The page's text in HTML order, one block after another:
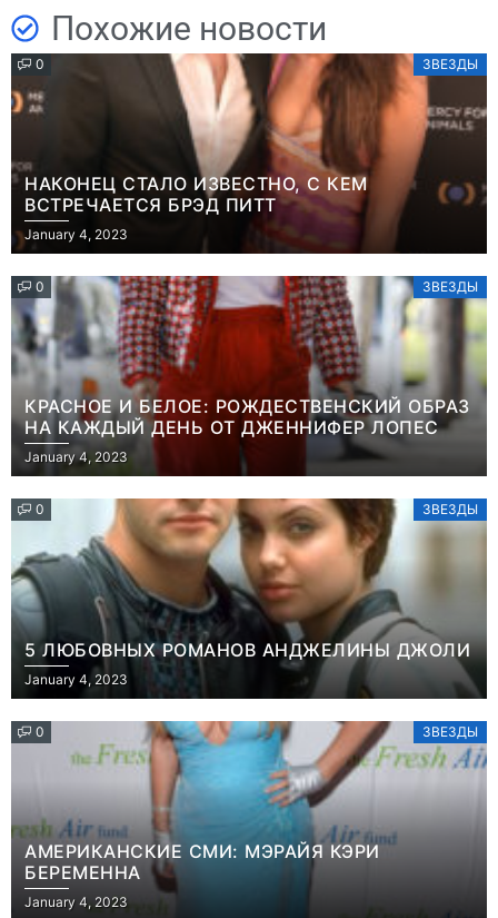
Похожие новости
0 ЗВЕЗДЫ
НАКОНЕЦ СТАЛО ИЗВЕСТНО, С КЕМ
ВСТРЕЧАЕТСЯ БРЭД ПИТТ
January 4, 2023
0 ЗВЕЗДЫ
КРАСНОЕ И БЕЛОЕ: РОЖДЕСТВЕНСКИЙ ОБРАЗ
НА КАЖДЫЙ ДЕНЬ ОТ ДЖЕННИФЕР ЛОПЕС
January 4, 2023
0 ЗВЕЗДЫ
5 ЛЮБОВНЫХ РОМАНОВ АНДЖЕЛИНЫ ДЖОЛИ
January 4, 2023
0 ЗВЕЗДЫ
АМЕРИКАНСКИЕ СМИ: МЭРАЙЯ КЭРИ
БЕРЕМЕННА
January 4, 2023
Игры
Геймеры